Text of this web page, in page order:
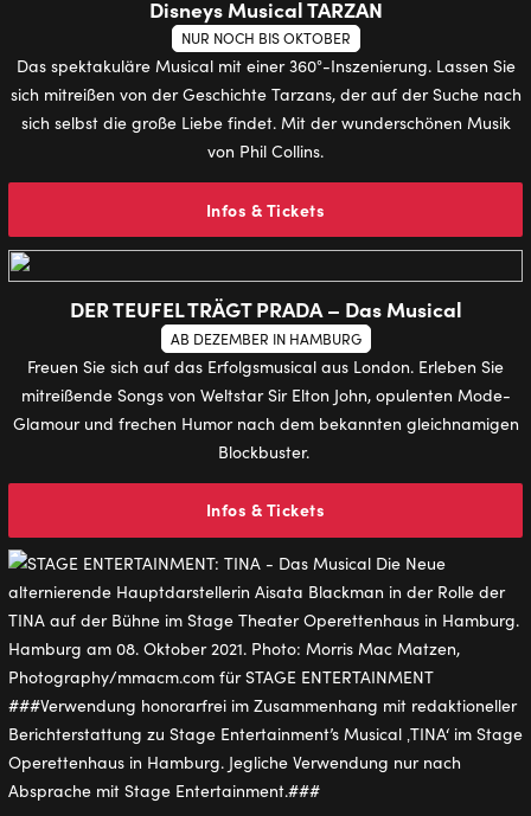
Disneys Musical TARZAN
NUR NOCH BIS OKTOBER
Das spektakuläre Musical mit einer 360°-Inszenierung. Lassen Sie
sich mitreißen von der Geschichte Tarzans, der auf der Suche nach
sich selbst die große Liebe findet. Mit der wunderschönen Musik
von Phil Collins.
Infos & Tickets
DER TEUFEL TRÄGT PRADA – Das Musical
AB DEZEMBER IN HAMBURG
Freuen Sie sich auf das Erfolgsmusical aus London. Erleben Sie
mitreißende Songs von Weltstar Sir Elton John, opulenten Mode-
Glamour und frechen Humor nach dem bekannten gleichnamigen
Blockbuster.
Infos & Tickets